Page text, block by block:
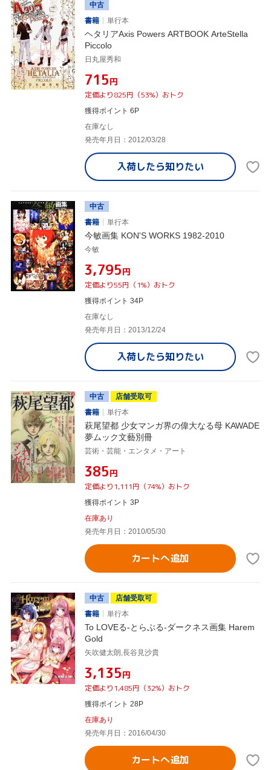
中古
書籍
単行本
ヘタリアAxis Powers ARTBOOK ArteStella
Piccolo
日丸屋秀和
¥715円
定価より825円（53%）おトク
獲得ポイント 6P
在庫なし
発売年月日：2012/03/28
入荷したら知りたい
中古
書籍
単行本
今敏画集 KON'S WORKS 1982-2010
今敏
¥3,795円
定価より55円（1%）おトク
獲得ポイント 34P
在庫なし
発売年月日：2013/12/24
入荷したら知りたい
中古
店舗受取可
書籍
単行本
萩尾望都 少女マンガ界の偉大なる母 KAWADE
夢ムック文藝別冊
芸術・芸能・エンタメ・アート
¥385円
定価より1,111円（74%）おトク
獲得ポイント 3P
在庫あり
発売年月日：2010/05/30
カートへ追加
中古
店舗受取可
書籍
単行本
To LOVEる-とらぶる-ダークネス画集 Harem
Gold
矢吹健太朗,長谷見沙貴
¥3,135円
定価より1,485円（32%）おトク
獲得ポイント 28P
在庫あり
発売年月日：2016/04/30
カートへ追加